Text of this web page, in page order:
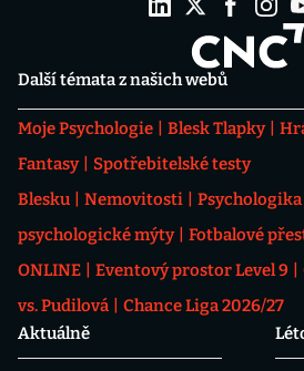
Další témata z našich webů
Moje Psychologie Blesk Tlapky
Fantasy
Spotřebitelské testy
Blesku
Nemovitosti
psychologické mýty
Fotbalové
ONLINE
Eventový prostor Level 9
vs. Pudilová
Chance Liga 2026/27
Aktuálně